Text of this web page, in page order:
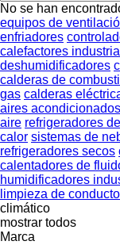
No se han
equipos de
enfriadores
calefactores
deshumidificadores
calderas de
gas calderas
aires
aire refrigeradores
calor sistemas de
refrigeradores secos
calentadores de
humidificadores
limpieza de
climático
mostrar todos
Marca